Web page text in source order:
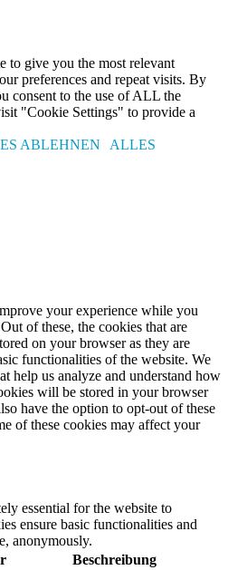
to give you the most relevant
preferences and repeat visits. By
consent to the use of ALL the
"Cookie Settings" to provide a
ABLEHNEN
ALLES
your experience while you
of these, the cookies that are
on your browser as they are
functionalities of the website. We
help us analyze and understand how
will be stored in your browser
have the option to opt-out of these
of these cookies may affect your
essential for the website to
ensure basic functionalities and
anonymously.
Beschreibung